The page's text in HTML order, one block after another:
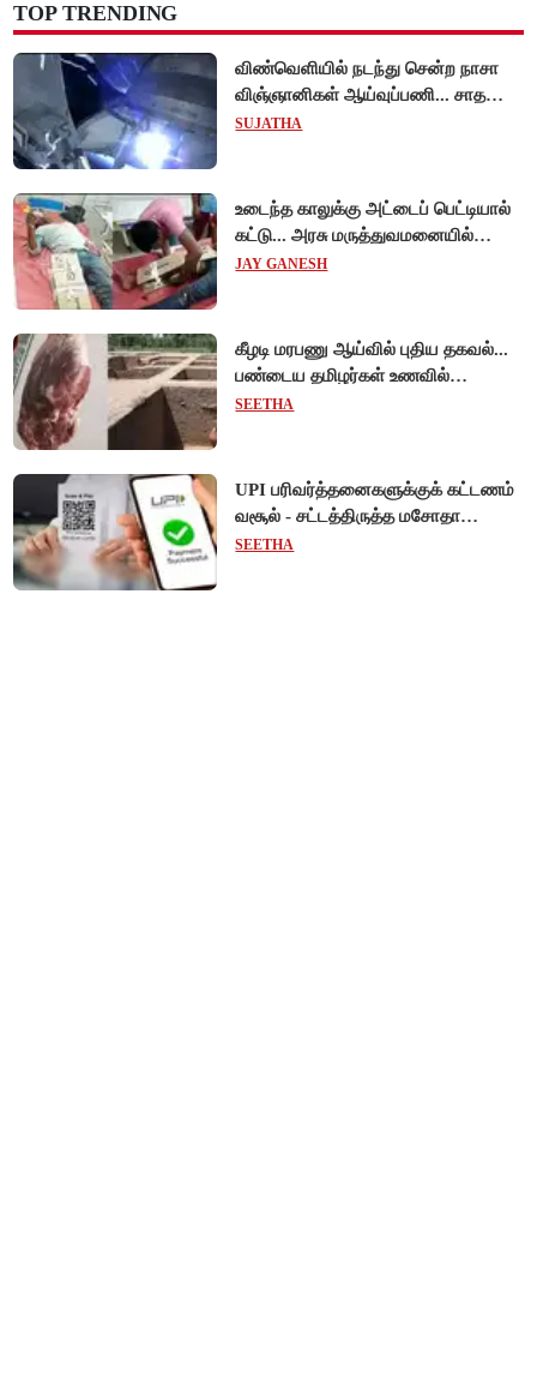
TOP TRENDING
விண்வெளியில் நடந்து சென்ற நாசா
விஞ்ஞானிகள் ஆய்வுப்பணி... சாதனை
!
SUJATHA
உடைந்த காலுக்கு அட்டைப் பெட்டியால்
கட்டு... அரசு மருத்துவமனையில்
விநோத சிகிச்சை... அதிர்ச்சி வீடியோ!
JAY GANESH
கீழடி மரபணு ஆய்வில் புதிய தகவல்...
பண்டைய தமிழர்கள் உணவில்
அதிகளவு இறைச்சி பயன்பாடு!
SEETHA
UPI பரிவர்த்தனைகளுக்குக் கட்டணம்
வசூல் - சட்டத்திருத்த மசோதா
நிறைவேற்றம்!
SEETHA